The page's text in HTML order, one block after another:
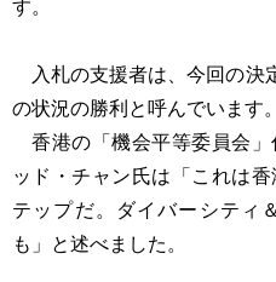
す。
入札の支援者は、今回の決
の状況の勝利と呼んでいます。
香港の「機会平等委員会」
ッド・チャン氏は「これは
テップだ。ダイバーシティ
も」と述べました。